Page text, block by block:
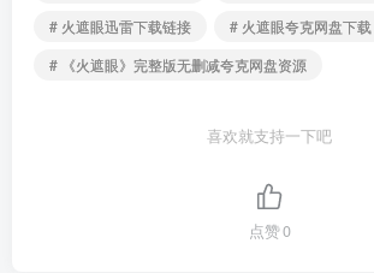
# 火遮眼迅雷下载链接
# 火遮眼夸克网盘下载
# 《火遮眼》完整版无删减夸克网盘资源
喜欢就支持一下吧
点赞0